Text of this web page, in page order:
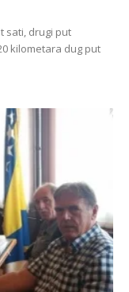
sati, drugi put
kilometara dug put